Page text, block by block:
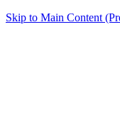
Skip to Main Content